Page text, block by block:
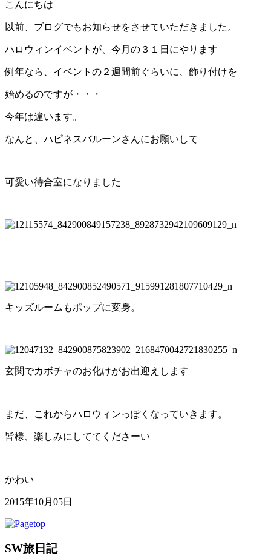
こんにちは
以前、ブログでもお知らせをさせていただきました。
ハロウィンイベントが、今月の３１日にやります
例年なら、イベントの２週間前ぐらいに、飾り付けを
始めるのですが・・・
今年は違います。
なんと、ハピネスバルーンさんにお願いして
可愛い待合室になりました
キッズルームもポップに変身。
玄関でカボチャのお化けがお出迎えします
まだ、これからハロウィンっぽくなっていきます。
皆様、楽しみにしててくださーい
かわい
2015年10月05日
SW旅日記